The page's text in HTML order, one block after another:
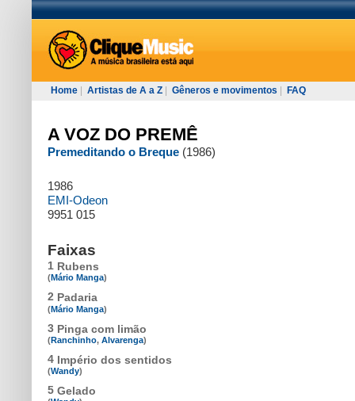
Home Artistas de A a Z Gêneros e movimentos FAQ
A VOZ DO PREMÊ
Premeditando o Breque (1986)
1986
EMI-Odeon
9951 015
Faixas
1 Rubens
(Mário Manga)
2 Padaria
(Mário Manga)
3 Pinga com limão
(Ranchinho, Alvarenga)
4 Império dos sentidos
(Wandy)
5 Gelado